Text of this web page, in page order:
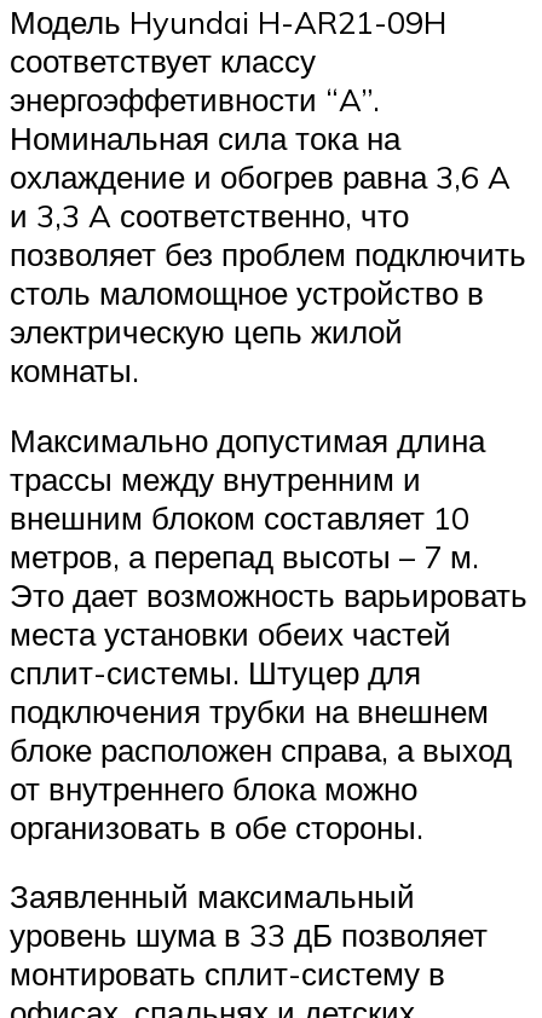
Модель Hyundai H-AR21-09H
соответствует классу
энергоэффетивности “A”.
Номинальная сила тока на
охлаждение и обогрев равна 3,6 A
и 3,3 A соответственно, что
позволяет без проблем подключить
столь маломощное устройство в
электрическую цепь жилой
комнаты.
Максимально допустимая длина
трассы между внутренним и
внешним блоком составляет 10
метров, а перепад высоты – 7 м.
Это дает возможность варьировать
места установки обеих частей
сплит-системы. Штуцер для
подключения трубки на внешнем
блоке расположен справа, а выход
от внутреннего блока можно
организовать в обе стороны.
Заявленный максимальный
уровень шума в 33 дБ позволяет
монтировать сплит-систему в